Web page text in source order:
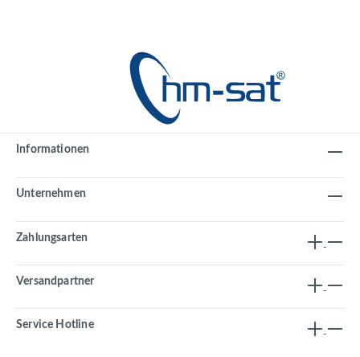
Informationen
Unternehmen
Zahlungsarten
Versandpartner
Service Hotline